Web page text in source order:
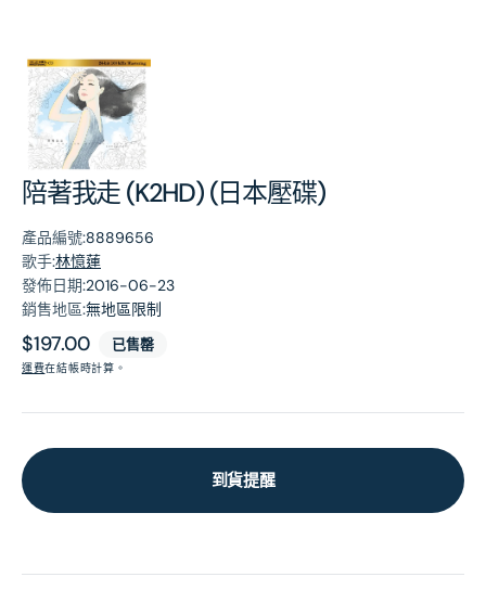
陪著我走 (K2HD) (日本壓碟)
產品編號:8889656
歌手:林憶蓮
發佈日期:2016-06-23
銷售地區:無地區限制
原
價
$197.00 已售罄
運費在結帳時計算。
到貨提醒